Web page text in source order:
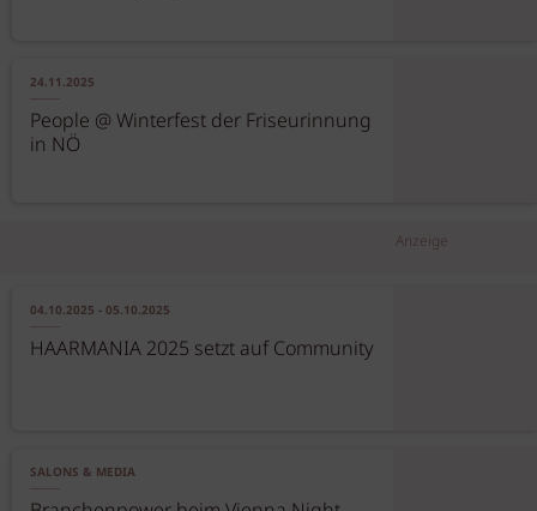
24.11.2025
People @ Winterfest der Friseurinnung
in NÖ
Anzeige
04.10.2025 - 05.10.2025
HAARMANIA 2025 setzt auf Community
SALONS & MEDIA